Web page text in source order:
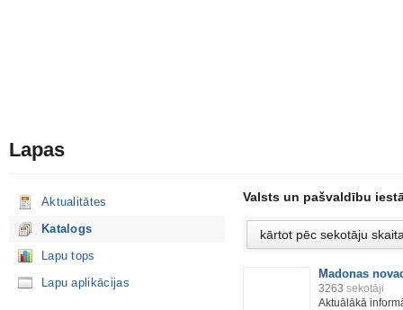
Lapas
Aktualitātes
Katalogs
Lapu tops
Lapu aplikācijas
Valsts un pašvaldību
Madonas
3263 sekotāji
Aktuālākā